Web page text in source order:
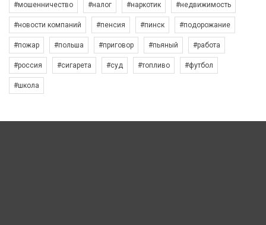
#мошенничество #налог #наркотик #недвижимость
#новости компаний #пенсия #пинск #подорожание
#пожар #польша #приговор #пьяный #работа
#россия #сигарета #суд #топливо #футбол
#школа